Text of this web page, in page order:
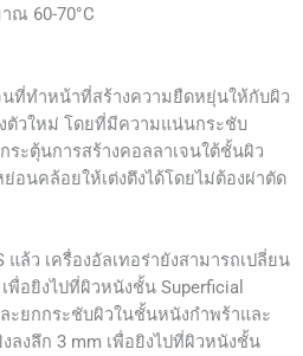
ณ 60-70°C
นที่ทำหน้าที่สร้างความยืดหยุ่นให้กับผิว
ตัวใหม่ โดยที่มีความแน่นกระชับ
ะตุ้นการสร้างคอลลาเจนใต้ชั้นผิว
อนคล้อยให้เต่งตึงได้โดยไม่ต้องผ่าตัด
ล้ว เครื่องอัลเทอร่ายังสามารถเปลี่ยน
พื่อยิงไปที่ผิวหนังชั้น Superficial
ะยกกระชับผิวในชั้นหนังกำพร้าและ
ลงลึก 3 mm เพื่อยิงไปที่ผิวหนังชั้น